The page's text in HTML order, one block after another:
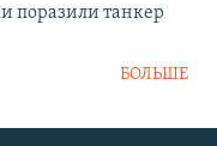
поразили танкер
БОЛЬШЕ